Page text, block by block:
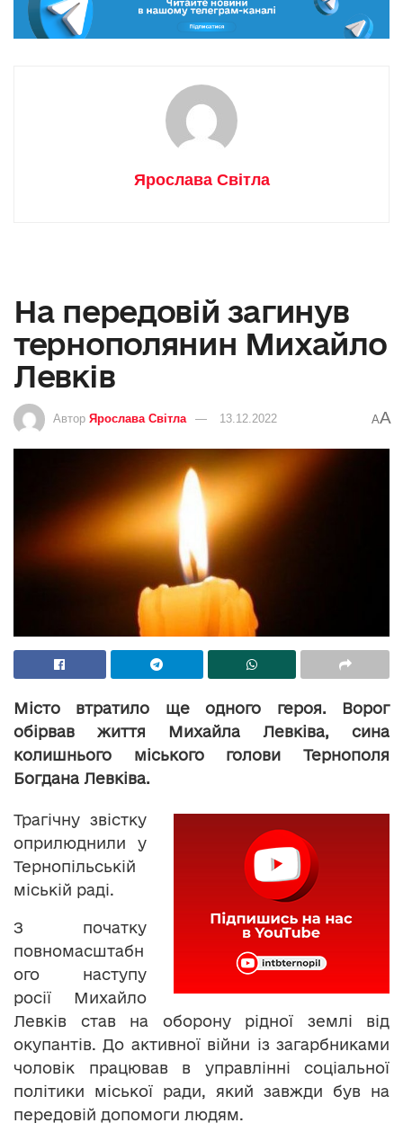
Ярослава Світла
На передовій загинув
тернополянин Михайло
Левків
Автор Ярослава Світла 13.12.2022 AA
Місто втратило ще одного героя. Ворог
обірвав життя Михайла Левківа, сина
колишнього міського голови Тернополя
Богдана Левківа.
Трагічну звістку
оприлюднили у
Тернопільській
міській раді.
З початку
повномасштабн
ого наступу
росії Михайло
Левків став на оборону рідної землі від
окупантів. До активної війни із загарбниками
чоловік працював в управлінні соціальної
політики міської ради, який завжди був на
передовій допомоги людям.